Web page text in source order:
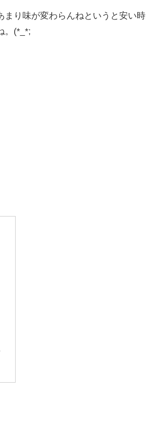
り味が変わらんねというと安い時
。(*_*;